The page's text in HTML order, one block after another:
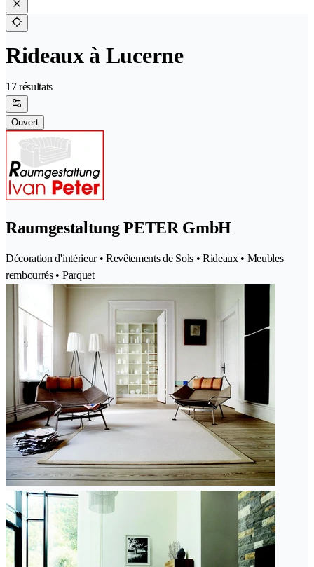
Rideaux à Lucerne
17 résultats
Ouvert
Raumgestaltung PETER GmbH
Décoration d'intérieur • Revêtements de Sols • Rideaux • Meubles
rembourrés • Parquet